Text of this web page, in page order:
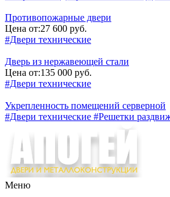
Противопожарные двери
Цена от:27 600 руб.
#Двери технические
Дверь из нержавеющей стали
Цена от:135 000 руб.
#Двери технические
Укрепленность помещений серверной
#Двери технические #Решетки
Меню